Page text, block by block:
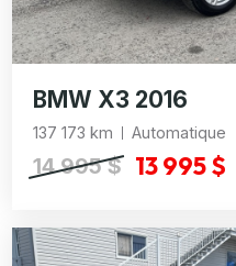
BMW X3 2016
137 173 km Automatique
14 995 $ 13 995 $